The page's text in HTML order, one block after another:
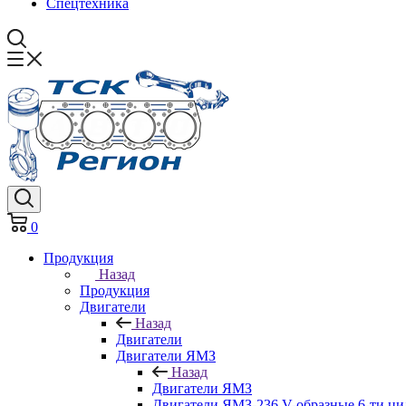
Спецтехника
0
Продукция
Назад
Продукция
Двигатели
Назад
Двигатели
Двигатели ЯМЗ
Назад
Двигатели ЯМЗ